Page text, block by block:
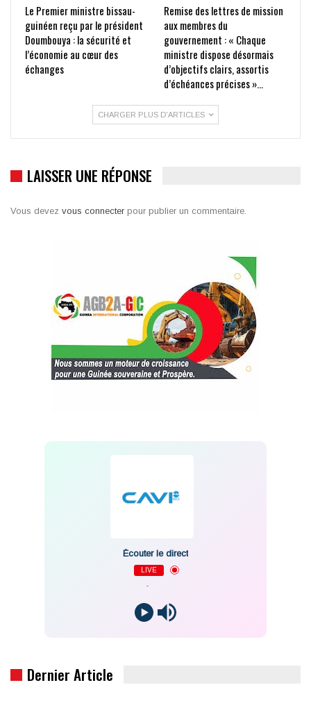
Le Premier ministre bissau-
guinéen reçu par le président
Doumbouya : la sécurité et
l’économie au cœur des
échanges
Remise des lettres de mission
aux membres du
gouvernement : « Chaque
ministre dispose désormais
d’objectifs clairs, assortis
d’échéances précises »…
CHARGER PLUS D'ARTICLES
LAISSER UNE RÉPONSE
Vous devez vous connecter pour publier un commentaire.
Écouter le direct
LIVE
Dernier Article